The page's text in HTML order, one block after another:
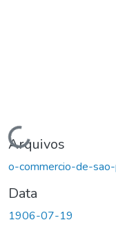
Carregando...
Arquivos
o-commercio-de-
Data
1906-07-19